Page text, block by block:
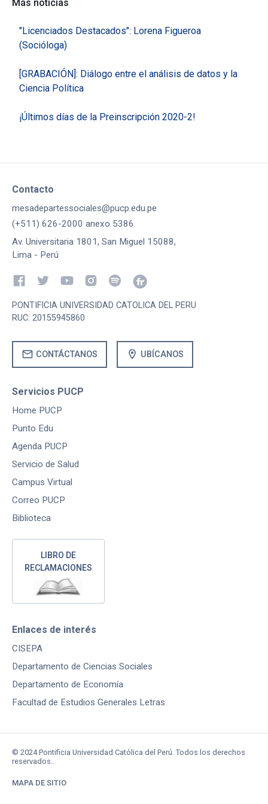
Más noticias
"Licenciados Destacados": Lorena Figueroa
(Socióloga)
[GRABACIÓN]: Diálogo entre el análisis de datos y la
Ciencia Política
¡Últimos días de la Preinscripción 2020-2!
Contacto
mesadepartessociales@pucp.edu.pe
(+511) 626-2000 anexo 5386
Av. Universitaria 1801, San Miguel 15088,
Lima - Perú
PONTIFICIA UNIVERSIDAD CATOLICA DEL PERU
RUC: 20155945860
mail CONTÁCTANOS location_on UBÍCANOS
Servicios PUCP
Home PUCP
Punto Edu
Agenda PUCP
Servicio de Salud
Campus Virtual
Correo PUCP
Biblioteca
LIBRO DE
RECLAMACIONES
Enlaces de interés
CISEPA
Departamento de Ciencias Sociales
Departamento de Economía
Facultad de Estudios Generales Letras
© 2024 Pontificia Universidad Católica del Perú. Todos los derechos
reservados..
MAPA DE SITIO